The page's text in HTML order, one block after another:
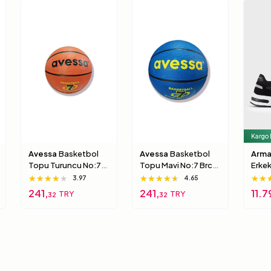
Avessa Basketbol
Topu Turuncu No:7
Brc-7 5 Numara
★★★★★
★★★★★
★★★★★ 3.97
241,32 TRY
Avessa Basketbol
Topu Mavi No:7 Brc-
7 7 Numara
★★★★★
★★★★★
★★★★★ 4.65
241,32 TRY
Kargo